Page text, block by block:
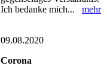
Ich bedanke mich... mehr
09.08.2020
Corona